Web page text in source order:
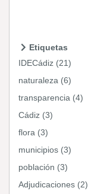
Etiquetas
IDECádiz (21)
naturaleza (6)
transparencia (4)
Cádiz (3)
flora (3)
municipios (3)
población (3)
Adjudicaciones (2)